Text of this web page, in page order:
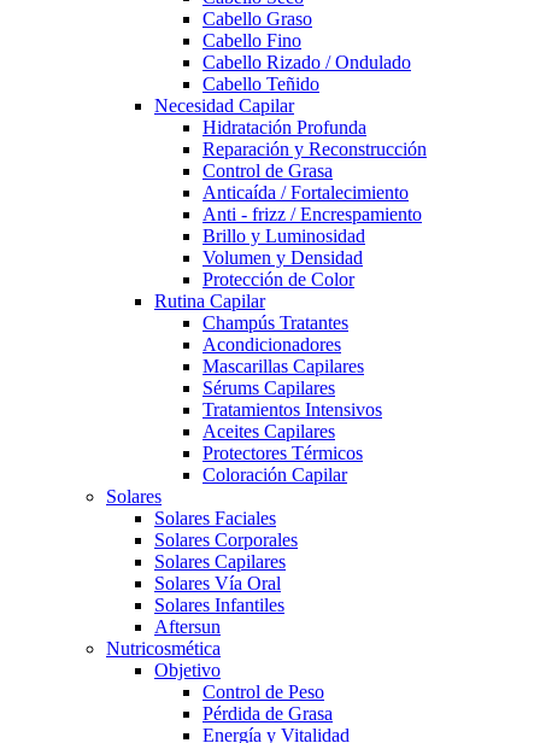
Cabello Graso
Cabello Fino
Cabello Rizado / Ondulado
Cabello Teñido
Necesidad Capilar
Hidratación Profunda
Reparación y Reconstrucción
Control de Grasa
Anticaída / Fortalecimiento
Anti - frizz / Encrespamiento
Brillo y Luminosidad
Volumen y Densidad
Protección de Color
Rutina Capilar
Champús Tratantes
Acondicionadores
Mascarillas Capilares
Sérums Capilares
Tratamientos Intensivos
Aceites Capilares
Protectores Térmicos
Coloración Capilar
Solares
Solares Faciales
Solares Corporales
Solares Capilares
Solares Vía Oral
Solares Infantiles
Aftersun
Nutricosmética
Objetivo
Control de Peso
Pérdida de Grasa
Energía y Vitalidad